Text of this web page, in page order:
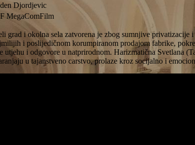
Djordjevic
MegaComFilm
grad i okolna sela zatvorena je zbog sumnjive
i poslijedičnom korumpiranom prodajom fabrike,
utjehu i odgovore u natprirodnom. Harizmatična
u tajanstveno carstvo, prolaze kroz socijalno i